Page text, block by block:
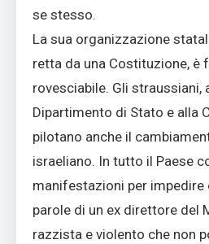
se stesso.
La sua organizzazione
retta da una Costituzione, è
rovesciabile. Gli straussiani,
Dipartimento di Stato e alla
pilotano anche il
israeliano. In tutto il Paese
manifestazioni per impedire
parole di un ex direttore del
razzista e violento che non